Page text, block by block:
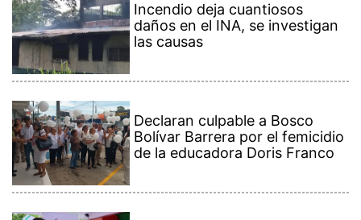
Incendio deja cuantiosos
daños en el INA, se investigan
las causas
Declaran culpable a Bosco
Bolívar Barrera por el femicidio
de la educadora Doris Franco